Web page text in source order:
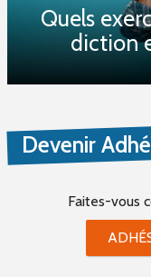
Quels
diction
Devenir
Faites-vous